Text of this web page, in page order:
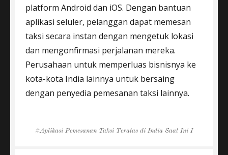
platform Android dan iOS. Dengan bantuan
aplikasi seluler, pelanggan dapat memesan
taksi secara instan dengan mengetuk lokasi
dan mengonfirmasi perjalanan mereka.
Perusahaan untuk memperluas bisnisnya ke
kota-kota India lainnya untuk bersaing
dengan penyedia pemesanan taksi lainnya.
Tags
Aplikasi Pemesanan Taksi Teratas di India Saat Ini I